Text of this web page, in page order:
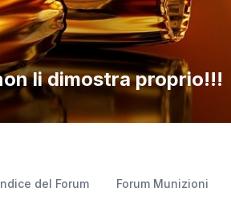
li dimostra proprio!!!
del Forum Forum Munizioni